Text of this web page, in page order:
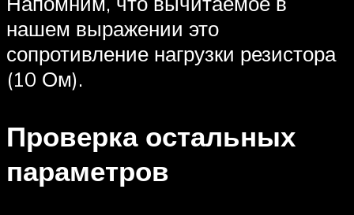
нашем выражении это
сопротивление нагрузки резистора
(10 Ом).
Проверка остальных
параметров